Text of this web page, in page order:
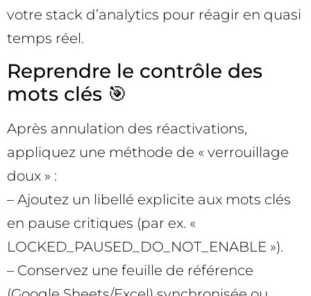
votre stack d’analytics pour réagir en quasi
temps réel.
Reprendre le contrôle des
mots clés 🎯
Après annulation des réactivations,
appliquez une méthode de « verrouillage
doux » :
– Ajoutez un libellé explicite aux mots clés
en pause critiques (par ex. «
LOCKED_PAUSED_DO_NOT_ENABLE »).
– Conservez une feuille de référence